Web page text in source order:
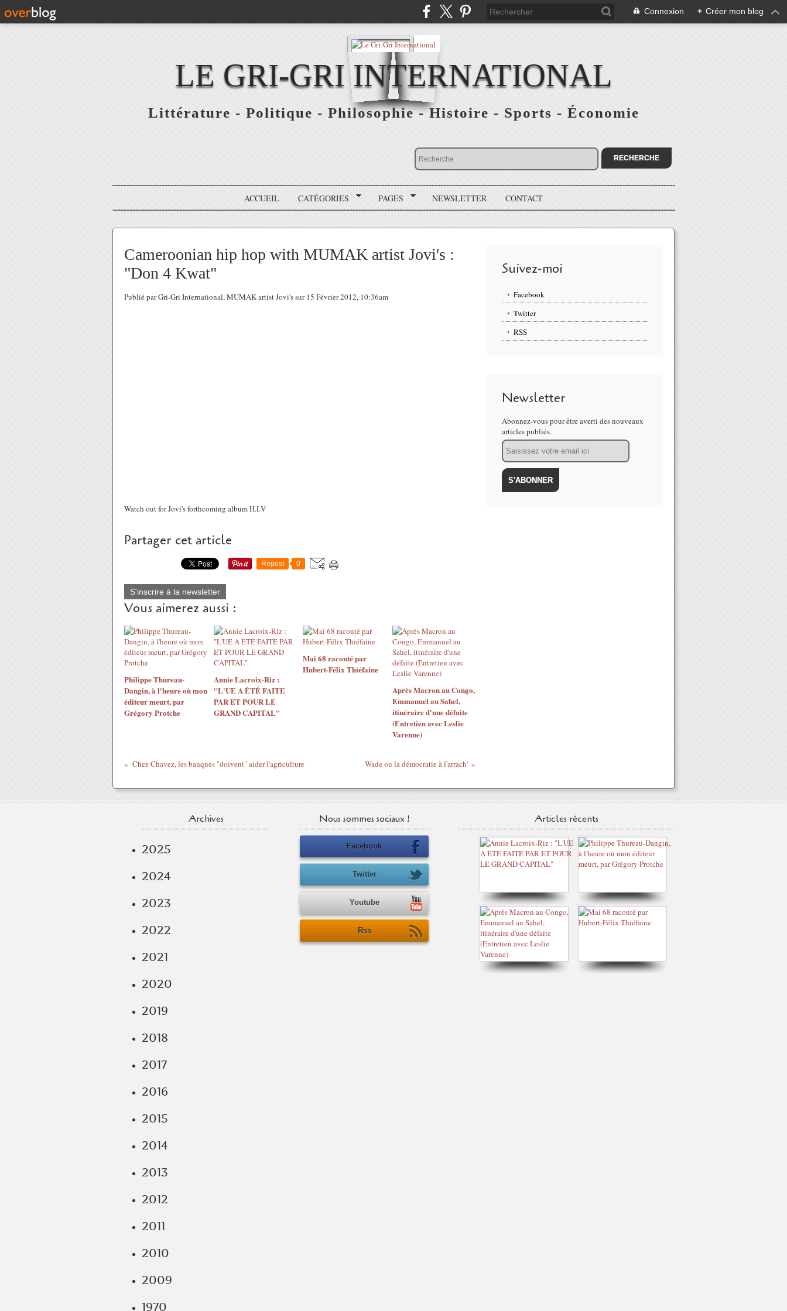
Connexion + Créer mon blog
LE GRI-GRI INTERNATIONAL
Littérature - Politique - Philosophie - Histoire - Sports - Économie
ACCUEIL CATÉGORIES PAGES NEWSLETTER CONTACT
Cameroonian hip hop with MUMAK artist Jovi's :
"Don 4 Kwat"
Publié par Gri-Gri International, MUMAK artist Jovi's sur 15 Février 2012, 10:36am
Watch out for Jovi's forthcoming album H.I.V
Partager cet article
Repost 0
S'inscrire à la newsletter
Vous aimerez aussi :
Philippe Thureau-
Dangin, à l'heure où mon
éditeur meurt, par
Grégory Protche
Annie Lacroix-Riz :
"L'UE A ÉTÉ FAITE
PAR ET POUR LE
GRAND CAPITAL"
Mai 68 raconté par
Hubert-Félix Thiéfaine
Après Macron au Congo,
Emmanuel au Sahel,
itinéraire d'une défaite
(Entretien avec Leslie
Varenne)
Chez Chavez, les banques "doivent" aider l'agriculture Wade ou la démocratie à l'arrach'
Suivez-moi
Facebook
Twitter
RSS
Newsletter
Abonnez-vous pour être averti des nouveaux
articles publiés.
Email
Archives
2025
2024
2023
2022
2021
2020
2019
2018
2017
2016
2015
2014
2013
2012
2011
2010
2009
1970
Nous sommes sociaux !
Facebook
Twitter
Youtube
Rss
Articles récents